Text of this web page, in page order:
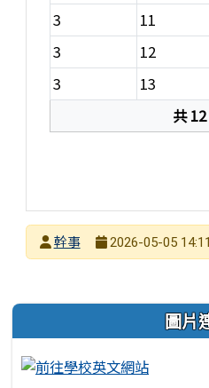
3
11
3
12
3
13
共
發布者
幹事
2026-05-05
左邊區域內容 圖片